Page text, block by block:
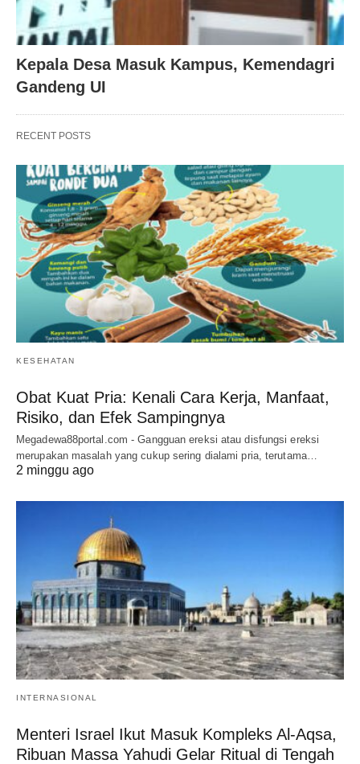
Kepala Desa Masuk Kampus, Kemendagri
Gandeng UI
RECENT POSTS
KESEHATAN
Obat Kuat Pria: Kenali Cara Kerja, Manfaat,
Risiko, dan Efek Sampingnya
Megadewa88portal.com - Gangguan ereksi atau disfungsi ereksi
merupakan masalah yang cukup sering dialami pria, terutama…
2 minggu ago
INTERNASIONAL
Menteri Israel Ikut Masuk Kompleks Al-Aqsa,
Ribuan Massa Yahudi Gelar Ritual di Tengah